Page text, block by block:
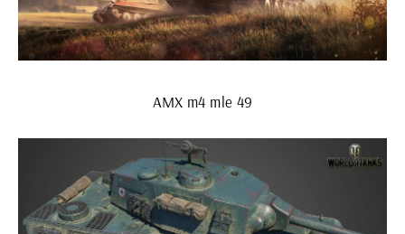
AMX m4 mle 49